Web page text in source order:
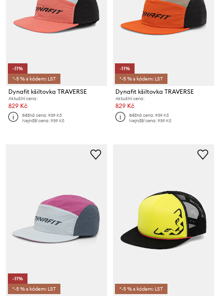
-11%
*-5 % s kódem: LST
Dynafit kšiltovka TRAVERSE
Aktuální cena:
829 Kč
Běžná cena:939 Kč
Nejnižší cena:939 Kč
-11%
*-5 % s kódem: LST
Dynafit kšiltovka TRAVERSE
Aktuální cena:
829 Kč
Běžná cena:939 Kč
Nejnižší cena:939 Kč
-11%
*-5 % s kódem: LST
*-5 % s kódem: LST